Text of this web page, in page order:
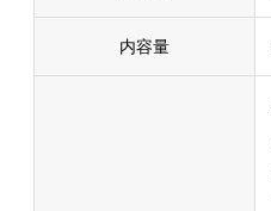
内容量